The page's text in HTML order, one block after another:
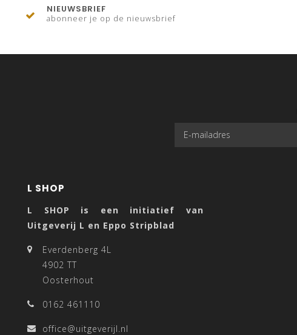
NIEUWSBRIEF
abonneer je op de nieuwsbrief
L SHOP
L SHOP is een initiatief van
Uitgeverij L en Eppo Stripblad
Everdenberg 4L
4902 TT
Oosterhout
0162 461110
office@uitgeverijl.nl